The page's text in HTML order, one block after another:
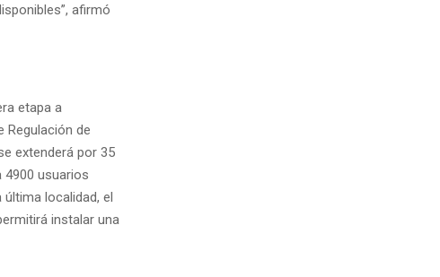
afirmó
etapa a
Regulación de
extenderá por 35
4900 usuarios
localidad, el
instalar una